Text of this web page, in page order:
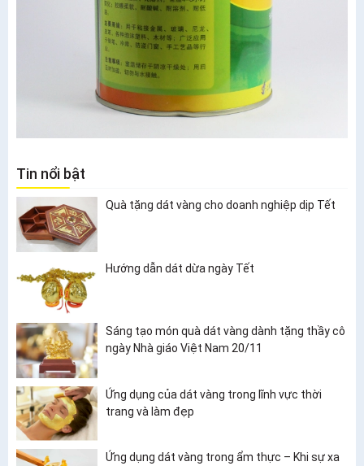
Tin nổi bật
Quà tặng dát vàng cho doanh nghiệp dịp Tết
Hướng dẫn dát dừa ngày Tết
Sáng tạo món quà dát vàng dành tặng thầy cô
ngày Nhà giáo Việt Nam 20/11
Ứng dụng của dát vàng trong lĩnh vực thời
trang và làm đẹp
Ứng dụng dát vàng trong ẩm thực – Khi sự xa